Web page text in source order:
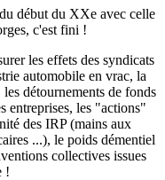
début du XXe avec celle
c'est fini !
les effets des syndicats
automobile en vrac, la
détournements de fonds
entreprises, les "actions"
des IRP (mains aux
...), le poids démentiel
collectives issues
!